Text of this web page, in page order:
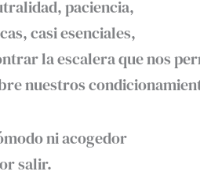
paciencia,
casi esenciales,
la escalera que nos
nuestros
ni acogedor
salir.